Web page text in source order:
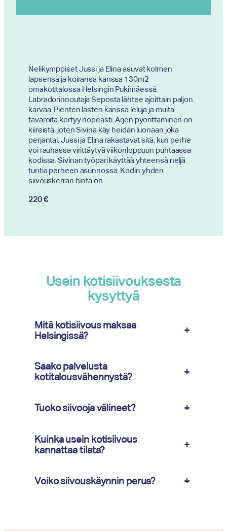
Nelikymppiset Jussi ja Elina asuvat kolmen
lapsensa ja koiransa kanssa 130m2
omakotitalossa Helsingin Pukimäessä.
Labradorinnoutaja Seposta lähtee ajoittain paljon
karvaa. Pienten lasten kanssa leluja ja muita
tavaroita kertyy nopeasti. Arjen pyörittäminen on
kiireistä, joten Sivina käy heidän luonaan joka
perjantai. Jussi ja Elina rakastavat sitä, kun perhe
voi rauhassa virittäytyä viikonloppuun puhtaassa
kodissa. Sivinan työpari käyttää yhteensä neljä
tuntia perheen asunnossa. Kodin yhden
siivouskerran hinta on
220 €
Usein kotisiivouksesta
kysyttyä
Mitä kotisiivous maksaa
Helsingissä?
+
Saako palvelusta
kotitalousvähennystä?
+
Tuoko siivooja välineet? +
Kuinka usein kotisiivous
kannattaa tilata?
+
Voiko siivouskäynnin perua? +